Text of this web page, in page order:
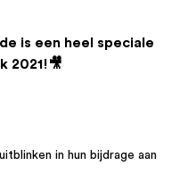
is een heel speciale
2021!🎥
in hun bijdrage aan